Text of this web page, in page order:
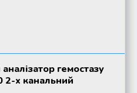
гемостазу
2-х канальний